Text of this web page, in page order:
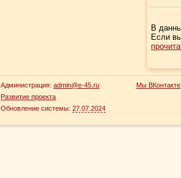
В
Если
Администрация: admin@e-45.ru
Развитие проекта
Обновление системы: 27.07.2024
Мы ВКонтакте